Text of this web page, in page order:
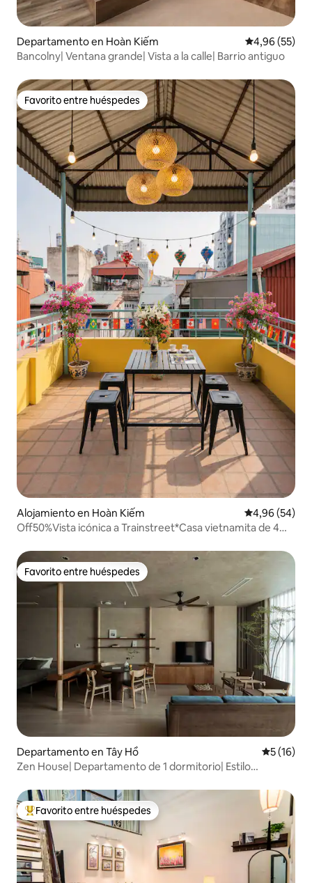
Departamento en Hoàn Kiếm Calificación
4,96 (55)
Bancolny| Ventana grande| Vista a la calle| Barrio antiguo
Favorito entre huéspedes
Favorito entre huéspedes
Alojamiento en Hoàn Kiếm Calificación
4,96 (54)
Off50%Vista icónica a Trainstreet*Casa vietnamita de 4
Favorito entre huéspedes
Favorito entre huéspedes
Departamento en Tây Hồ
5 (16)
Zen House| Departamento de 1 dormitorio| Estilo
Favorito entre los huéspedes más destacados
Favorito entre huéspedes